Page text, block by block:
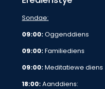
Sondae:
09:00:Oggenddiens
09:00:Familiediens
09:00:Meditatiewe diens
18:00:Aanddiens: